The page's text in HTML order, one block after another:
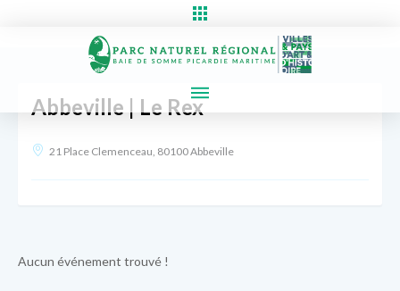
Abbeville | Le Rex
21 Place Clemenceau, 80100 Abbeville
Aucun événement trouvé !